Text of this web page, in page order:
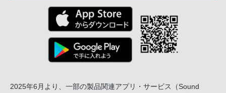
2025年6月より、一部の製品関連アプリ・サービス
（Sound